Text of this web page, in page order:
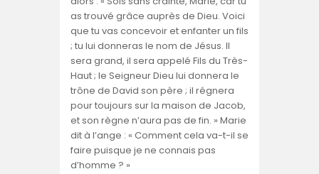
as trouvé grâce auprès de Dieu. Voici
que tu vas concevoir et enfanter un fils
; tu lui donneras le nom de Jésus. Il
sera grand, il sera appelé Fils du Très-
Haut ; le Seigneur Dieu lui donnera le
trône de David son père ; il régnera
pour toujours sur la maison de Jacob,
et son règne n’aura pas de fin. » Marie
dit à l’ange : « Comment cela va-t-il se
faire puisque je ne connais pas
d’homme ? »